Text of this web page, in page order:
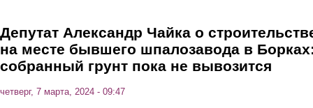
Депутат Александр Чайка о
на месте бывшего шпалозавода в
собранный грунт пока не вывозится
четверг, 7 марта, 2024 - 09:47